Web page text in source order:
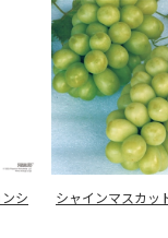
シ
シャインマスカッ